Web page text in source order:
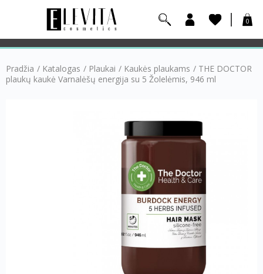
0
Pradžia / Katalogas / Plaukai / Kaukės plaukams / THE DOCTOR
plaukų kaukė Varnalėšų energija su 5 Žolelėmis, 946 ml